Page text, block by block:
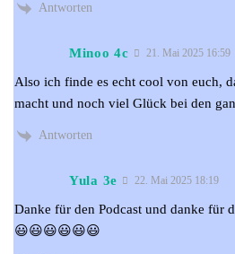
Antworten
Minoo 4c 21. Mai 2025 16:59
Also ich finde es echt cool von euch,
macht und noch viel Glück bei den
Antworten
Yula 3e 22. Mai 2025 18:19
Danke für den Podcast und danke für
😃😃😃😃😃😃